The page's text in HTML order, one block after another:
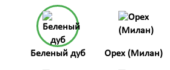
Беленый дуб Орех (Милан)